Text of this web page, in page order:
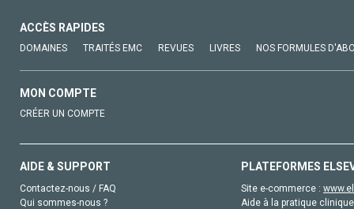
ACCÈS RAPIDES
DOMAINES TRAITÉS EMC REVUES LIVRES NOS FORMULES
MON COMPTE
CRÉER UN COMPTE
AIDE & SUPPORT
Contactez-nous / FAQ
Qui sommes-nous ?
PLATEFORMES
Site e-commerce :
Aide à la pratique